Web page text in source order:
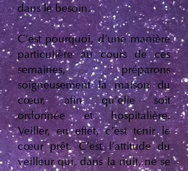
dans le besoin.
C'est pourquoi, d'une manière
particulière au cours de ces
semaines, préparons
soigneusement la maison du
cœur, afin qu'elle soit
ordonnée et hospitalière.
Veiller, en effet, c'est tenir le
cœur prêt. C'est l'attitude du
veilleur qui, dans la nuit, ne se